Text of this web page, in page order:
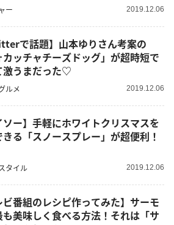
ー 2019.12.06
で話題】山本ゆりさん考案の
カッチャチーズドッグ」が超時短で
激うまだった♡
ルメ 2019.12.06
ソー】手軽にホワイトクリスマスを
る「スノースプレー」が超便利！
タイル 2019.12.06
ビ番組のレシピ作ってみた】サーモ
も美味しく食べる方法！それは「サ